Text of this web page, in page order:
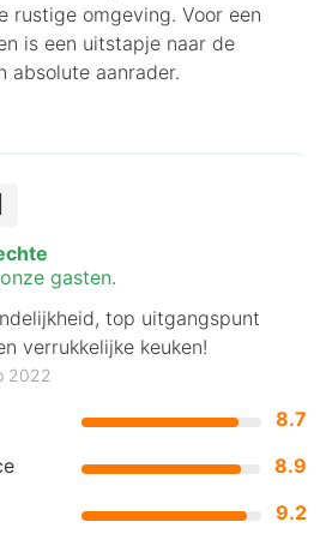
rustige omgeving. Voor een
is een uitstapje naar de
absolute aanrader.
8.7
8.9
9.2
gasten.
top uitgangspunt
verrukkelijke keuken!
2022